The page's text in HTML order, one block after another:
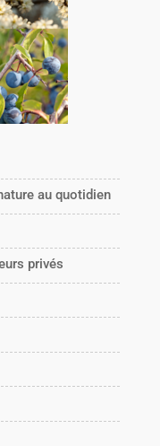
au quotidien
privés